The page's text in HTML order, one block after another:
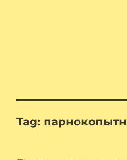
Tag: